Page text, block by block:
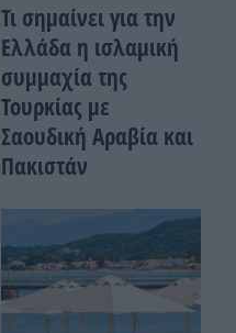
Τι σημαίνει για την
Ελλάδα η ισλαμική
συμμαχία της
Τουρκίας με
Σαουδική Αραβία και
Πακιστάν